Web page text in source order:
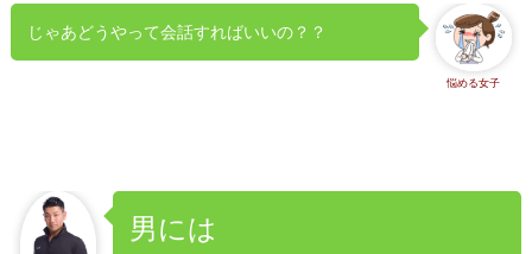
悩める女子
じゃあどうやって会話すればいいの？？
男には